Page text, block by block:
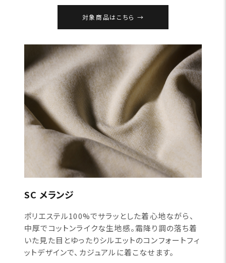
対象商品はこちら
SC メランジ
ポリエステル100%でサラッとした着心地ながら、
中厚でコットンライクな生地感。霜降り調の落ち着
いた見た目とゆったりシルエットのコンフォートフィ
ットデザインで、カジュアルに着こなせます。